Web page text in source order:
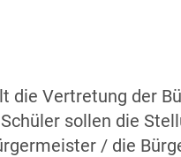
die Vertretung der
sollen die
/ die